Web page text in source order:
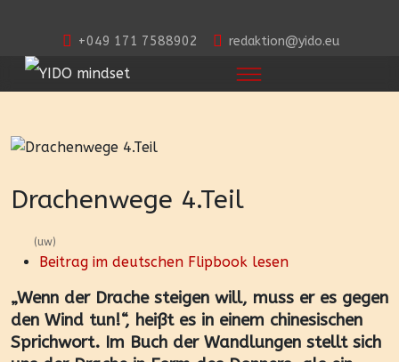
+049 171 7588902 redaktion@yido.eu
Drachenwege 4.Teil
(uw)
Beitrag im deutschen Flipbook lesen
„Wenn der Drache steigen will, muss er es gegen
den Wind tun!“, heißt es in einem chinesischen
Sprichwort. Im Buch der Wandlungen stellt sich